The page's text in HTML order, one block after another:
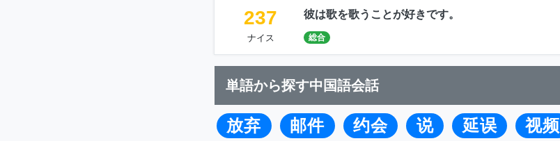
237
ナイス
彼は歌を歌うことが好きです。
総合
単語から探す中国語会話
放弃 邮件 约会 说 延误 视频